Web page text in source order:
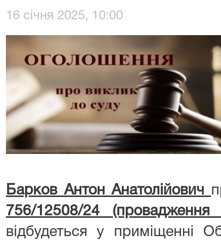
16 січня 2025, 10:00
Барков Антон Анатолійович
756/12508/24
відбудеться у приміщенні